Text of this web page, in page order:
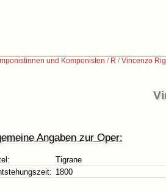
und Komponisten / R /Vincenzo
Angaben zur Oper:
Tigrane
1800